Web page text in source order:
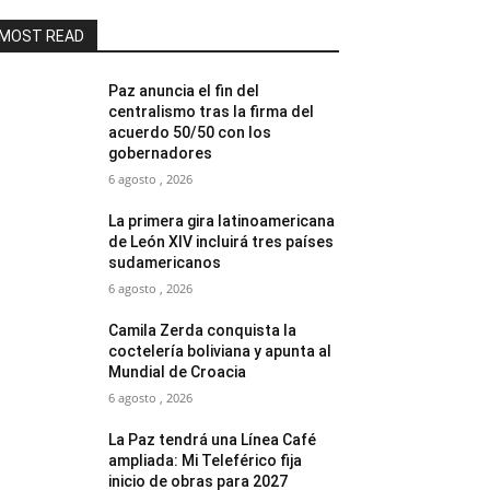
READ
Paz anuncia el fin del
centralismo tras la firma del
acuerdo 50/50 con los
gobernadores
6 agosto , 2026
La primera gira latinoamericana
de León XIV incluirá tres países
sudamericanos
6 agosto , 2026
Camila Zerda conquista la
coctelería boliviana y apunta al
Mundial de Croacia
6 agosto , 2026
La Paz tendrá una Línea Café
ampliada: Mi Teleférico fija
inicio de obras para 2027